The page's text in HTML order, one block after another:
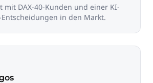
mit DAX-40-Kunden und einer KI-
in den Markt.